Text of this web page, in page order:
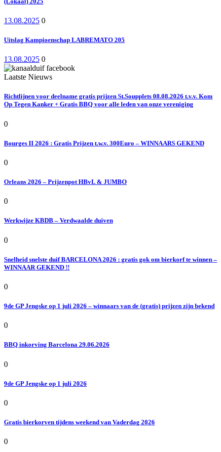
13.08.2025 0
Uitslag Kampioenschap LABREMATO 205
13.08.2025 0
Laatste Nieuws
Richtlijnen voor deelname gratis prijzen St.Soupplets 08.08.2026 t.v.v. Kom
Op Tegen Kanker + Gratis BBQ voor alle leden van onze vereniging
0
Bourges II 2026 : Gratis Prijzen t.w.v. 300Euro – WINNAARS GEKEND
0
Orleans 2026 – Prijzenpot HBvL & JUMBO
0
Werkwijze KBDB – Verdwaalde duiven
0
Snelheid snelste duif BARCELONA 2026 : gratis gok om bierkorf te winnen –
WINNAAR GEKEND !!
0
9de GP Jengske op 1 juli 2026 – winnaars van de (gratis) prijzen zijn bekend
0
BBQ inkorving Barcelona 29.06.2026
0
9de GP Jengske op 1 juli 2026
0
Gratis bierkorven tijdens weekend van Vaderdag 2026
0